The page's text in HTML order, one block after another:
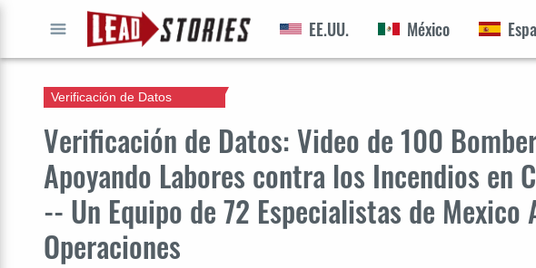
EE.UU. México
Verificación de Datos: Video de 100
Apoyando Labores contra los Incendios en
-- Un Equipo de 72 Especialistas de Mexico
Operaciones
Verificación de Datos